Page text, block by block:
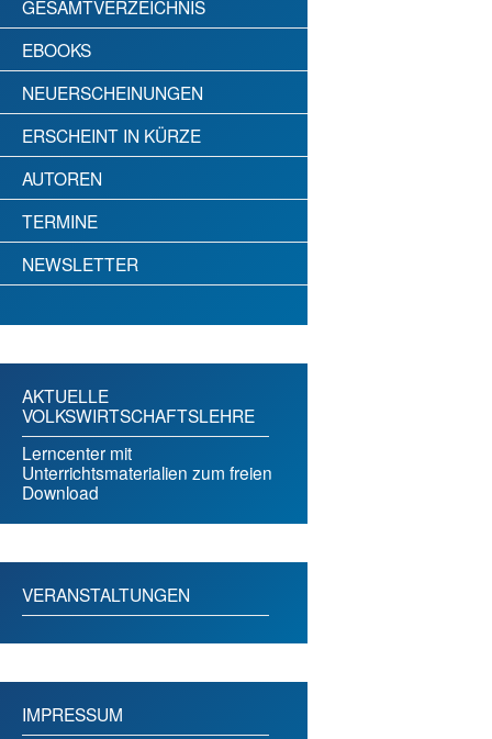
GESAMTVERZEICHNIS
EBOOKS
NEUERSCHEINUNGEN
ERSCHEINT IN KÜRZE
AUTOREN
TERMINE
NEWSLETTER
AKTUELLE
VOLKSWIRTSCHAFTSLEHRE
Lerncenter mit
Unterrichtsmaterialien zum freien
Download
VERANSTALTUNGEN
IMPRESSUM